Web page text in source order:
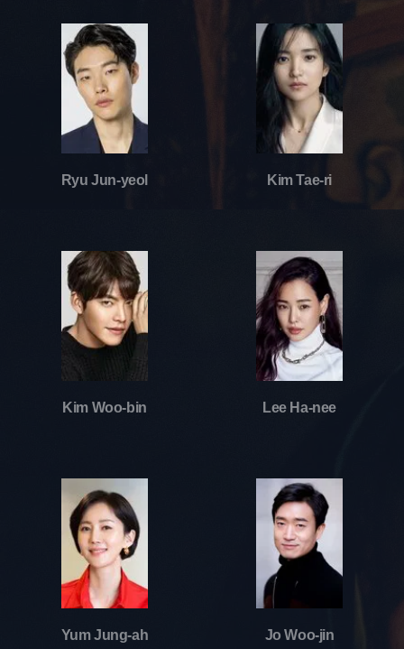
Ryu Jun-yeol Kim Tae-ri
Kim Woo-bin Lee Ha-nee
Yum Jung-ah Jo Woo-jin